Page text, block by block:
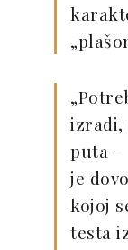
izradi,
puta –
je
kojoj
testa